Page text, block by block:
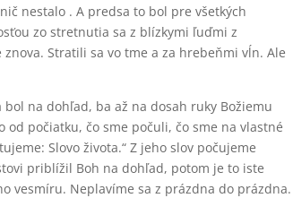
nestalo . A predsa to bol pre všetkých
zo stretnutia sa z blízkymi ľuďmi z
Stratili sa vo tme a za hrebeňmi vĺn. Ale
bol na dohľad, ba až na dosah ruky Božiemu
od počiatku, čo sme počuli, čo sme na vlastné
Slovo života.“ Z jeho slov počujeme
priblížil Boh na dohľad, potom je to iste
vesmíru. Neplavíme sa z prázdna do prázdna.